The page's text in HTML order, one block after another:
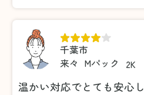
千葉市
来々 Mパック 2K
温かい対応でとても安心